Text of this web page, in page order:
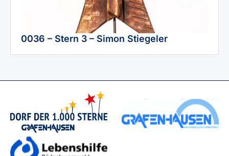
0036 – Stern 3 – Simon Stiegeler